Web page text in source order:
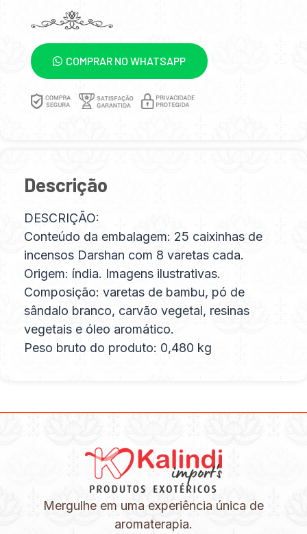
COMPRAR NO WHATSAPP
Descrição
DESCRIÇÃO:
Conteúdo da embalagem: 25 caixinhas de
incensos Darshan com 8 varetas cada.
Origem: índia. Imagens ilustrativas.
Composição: varetas de bambu, pó de
sândalo branco, carvão vegetal, resinas
vegetais e óleo aromático.
Peso bruto do produto: 0,480 kg
Mergulhe em uma experiência única de
aromaterapia.